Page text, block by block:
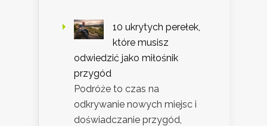
10 ukrytych perełek,
które musisz
odwiedzić jako miłośnik
przygód
Podróże to czas na
odkrywanie nowych miejsc i
doświadczanie przygód,